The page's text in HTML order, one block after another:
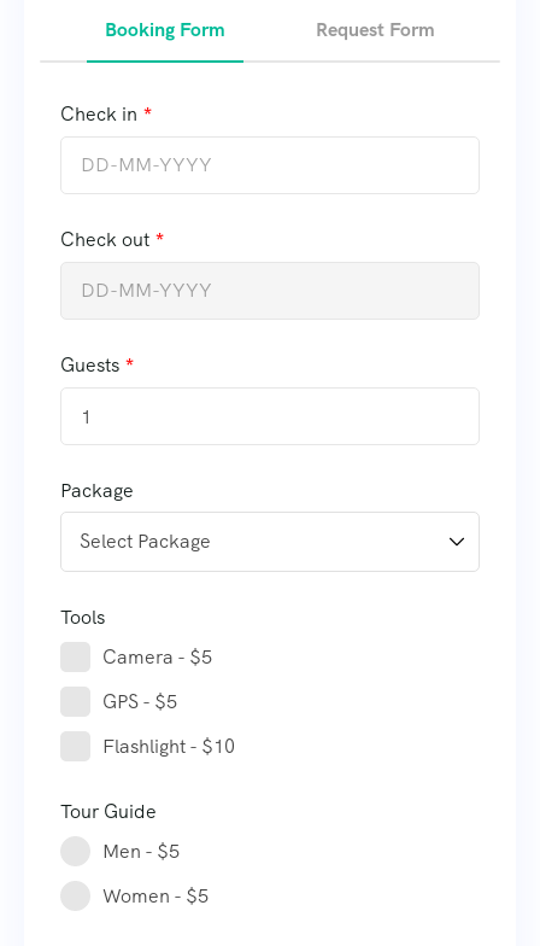
Booking Form Request Form
Check in
Check out
Guests
1
Package
Tools
Camera - $5
GPS - $5
Flashlight - $10
Tour Guide
Men - $5
Women - $5